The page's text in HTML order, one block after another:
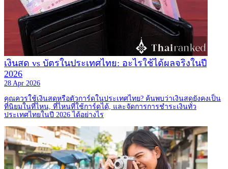
เงินสด vs บัตรในประเทศไทย: อะไรใช้ได้ผลจริงในปี
2026
28 Apr 2026
คุณควรใช้เงินสดหรือตัวการ์ดในประเทศไทย? ค้นพบว่าเงินสดยังคงเป็น
ที่นิยมในที่ไหน, ที่ไหนที่ใช้การ์ดได้, และจัดการการชำระเงินทั่ว
ประเทศไทยในปี 2026 ได้อย่างไร